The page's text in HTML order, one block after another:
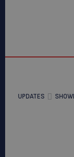
UPDATES